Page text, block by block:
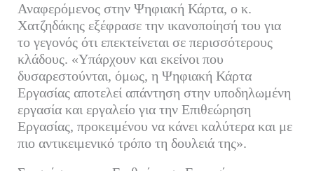
Αναφερόμενος στην Ψηφιακή Κάρτα, ο κ.
Χατζηδάκης εξέφρασε την ικανοποίησή του για
το γεγονός ότι επεκτείνεται σε περισσότερους
κλάδους. «Υπάρχουν και εκείνοι που
δυσαρεστούνται, όμως, η Ψηφιακή Κάρτα
Εργασίας αποτελεί απάντηση στην υποδηλωμένη
εργασία και εργαλείο για την Επιθεώρηση
Εργασίας, προκειμένου να κάνει καλύτερα και με
πιο αντικειμενικό τρόπο τη δουλειά της».